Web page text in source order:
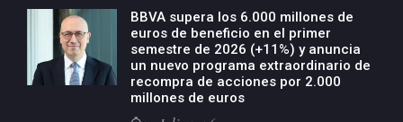
BBVA supera los 6.000 millones de
euros de beneficio en el primer
semestre de 2026 (+11%) y anuncia
un nuevo programa extraordinario de
recompra de acciones por 2.000
millones de euros